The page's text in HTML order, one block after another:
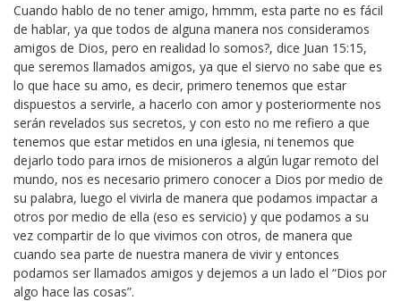
Cuando hablo de no tener amigo, hmmm, esta parte no es fácil
de hablar, ya que todos de alguna manera nos consideramos
amigos de Dios, pero en realidad lo somos?, dice Juan 15:15,
que seremos llamados amigos, ya que el siervo no sabe que es
lo que hace su amo, es decir, primero tenemos que estar
dispuestos a servirle, a hacerlo con amor y posteriormente nos
serán revelados sus secretos, y con esto no me refiero a que
tenemos que estar metidos en una iglesia, ni tenemos que
dejarlo todo para irnos de misioneros a algún lugar remoto del
mundo, nos es necesario primero conocer a Dios por medio de
su palabra, luego el vivirla de manera que podamos impactar a
otros por medio de ella (eso es servicio) y que podamos a su
vez compartir de lo que vivimos con otros, de manera que
cuando sea parte de nuestra manera de vivir y entonces
podamos ser llamados amigos y dejemos a un lado el “Dios por
algo hace las cosas”.